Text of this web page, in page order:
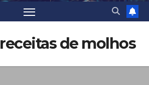
receitas de molhos